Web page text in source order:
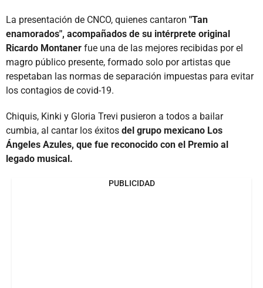
La presentación de CNCO, quienes cantaron "Tan
enamorados", acompañados de su intérprete original
Ricardo Montaner fue una de las mejores recibidas por el
magro público presente, formado solo por artistas que
respetaban las normas de separación impuestas para evitar
los contagios de covid-19.
Chiquis, Kinki y Gloria Trevi pusieron a todos a bailar
cumbia, al cantar los éxitos del grupo mexicano Los
Ángeles Azules, que fue reconocido con el Premio al
legado musical.
PUBLICIDAD